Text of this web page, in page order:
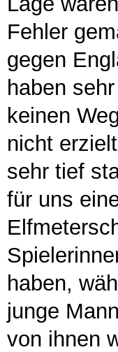
Fehler
gegen
haben
keinen
nicht
sehr tief
für uns
haben,
junge
von ihnen